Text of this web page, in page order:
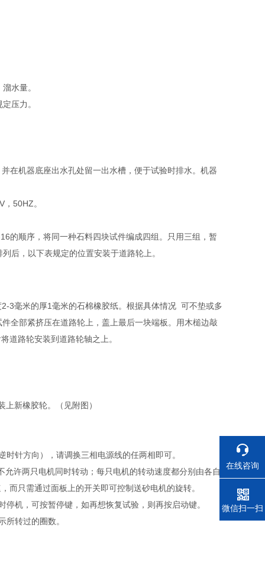
水量。
压力。
在机器底座出水孔处留一出水槽，便于试验时排水。机器
50HZ。
的顺序，将同一种石料四块试件编成四组。只用三组，暂
后，以下表规定的位置安装于道路轮上。
3毫米的厚1毫米的石棉橡胶纸。根据具体情况 可不垫或多
全部紧挤压在道路轮上，盖上最后一块端板。用木槌边敲
道路轮安装到道路轮轴之上。
新橡胶轮。（见附图）
针方向），请调换三相电源线的任两相即可。
许两只电机同时转动；每只电机的转动速度都分别由各自
而只需通过面板上的开关即可控制送砂电机的旋转。
机，可按暂停键，如再想恢复试验，则再按启动键。
转过的圈数。
在线咨询
电话
微信扫一扫